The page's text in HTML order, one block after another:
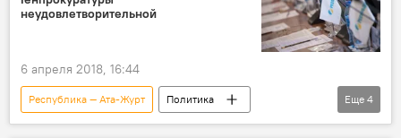
Сапар Исаков
Жогорку Кенеш
неудовлетворительной
6 апреля 2018, 16:44
Республика — Ата-Журт
Политика
Новости
Кыргызстан
депутат
Еще 4